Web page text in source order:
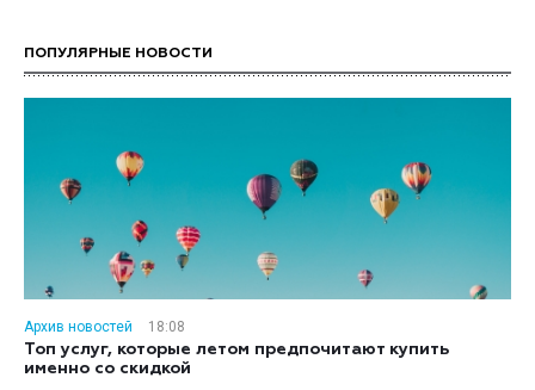
ПОПУЛЯРНЫЕ НОВОСТИ
Архив новостей
18:08
Топ услуг, которые летом предпочитают купить
именно со скидкой